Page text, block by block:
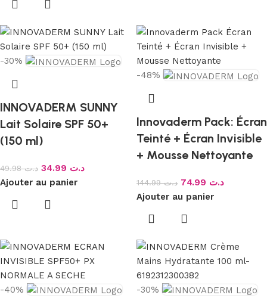
-30%
INNOVADERM SUNNY
Lait Solaire SPF 50+
(150 ml)
د.ت49.98 د.ت
Ajouter au panier
-48%
Innovaderm Pack: Écran
Teinté + Écran Invisible
+ Mousse Nettoyante
د.ت144.99 د.ت
Ajouter au panier
-40% -30%